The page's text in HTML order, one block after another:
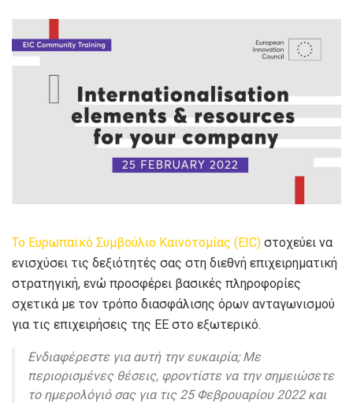
Το Ευρωπαϊκό Συμβούλιο Καινοτομίας (EIC) στοχεύει να
ενισχύσει τις δεξιότητές σας στη διεθνή επιχειρηματική
στρατηγική, ενώ προσφέρει βασικές πληροφορίες
σχετικά με τον τρόπο διασφάλισης όρων ανταγωνισμού
για τις επιχειρήσεις της ΕΕ στο εξωτερικό.
Ενδιαφέρεστε για αυτή την ευκαιρία; Με
περιορισμένες θέσεις, φροντίστε να την σημειώσετε
το ημερολόγιό σας για τις 25 Φεβρουαρίου 2022 και